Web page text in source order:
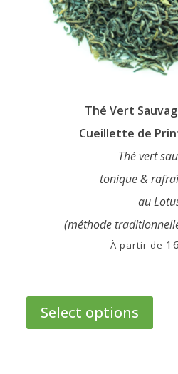
Thé Vert
Cueillette de
Thé vert
tonique &
au
(méthode
À partir de
Select options